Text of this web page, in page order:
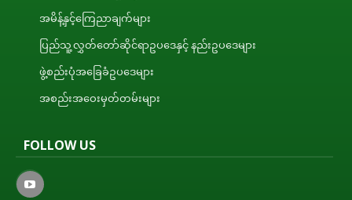
အမိန့်နှင့်ကြေညာချက်များ
ပြည်သူ့လွှတ်တော်ဆိုင်ရာဥပဒေနှင့် နည်းဥပဒေများ
ဖွဲ့စည်းပုံအခြေခံဥပဒေများ
အစည်းအဝေးမှတ်တမ်းများ
FOLLOW US